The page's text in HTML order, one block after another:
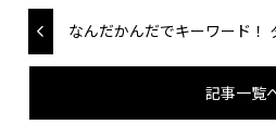
なんだかんだでキーワード！
記事一覧